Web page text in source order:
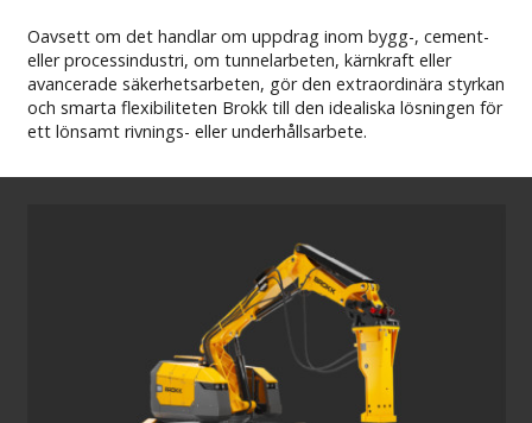
KARRIÄR
PARTNERPRODUKTER
Oavsett om det handlar om uppdrag inom bygg-, cement-
eller processindustri, om tunnelarbeten, kärnkraft eller
avancerade säkerhetsarbeten, gör den extraordinära styrkan
och smarta flexibiliteten Brokk till den idealiska lösningen för
ett lönsamt rivnings- eller underhållsarbete.